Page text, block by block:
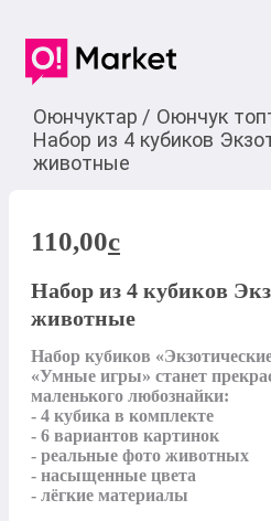
Оюнчуктар / Оюнчук
Набор из 4 кубиков
животные
110,00c
Набор из 4 кубиков
животные
Набор кубиков
«Умные игры» станет
маленького любознайки:
- 4 кубика в комплекте
- 6 вариантов картинок
- реальные фото животных
- насыщенные цвета
- лёгкие материалы